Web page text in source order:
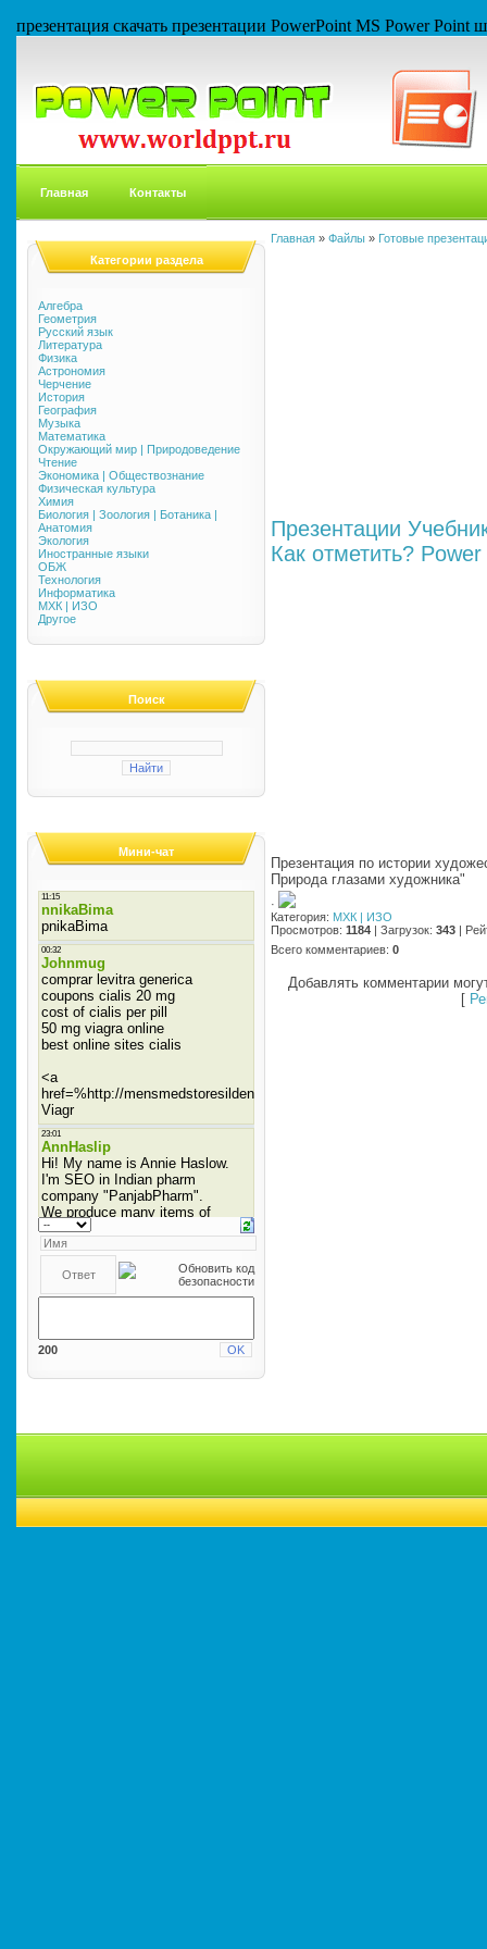
презентация скачать презентации PowerPoint MS Power
Главная Контакты
Категории раздела
Алгебра
Геометрия
Русский язык
Литература
Физика
Астрономия
Черчение
История
География
Музыка
Математика
Окружающий мир | Природоведение
Чтение
Экономика | Обществознание
Физическая культура
Химия
Биология | Зоология | Ботаника |
Анатомия
Экология
Иностранные языки
ОБЖ
Технология
Информатика
МХК | ИЗО
Другое
Поиск
Мини-чат
200
Главная » Файлы » Готовые
Презентации
Как отметить?
Презентация по истории
Природа глазами художника"
·
Категория: МХК | ИЗО
Просмотров: 1184 | Загрузок: 343 |
Всего комментариев: 0
Добавлять комментарии
[